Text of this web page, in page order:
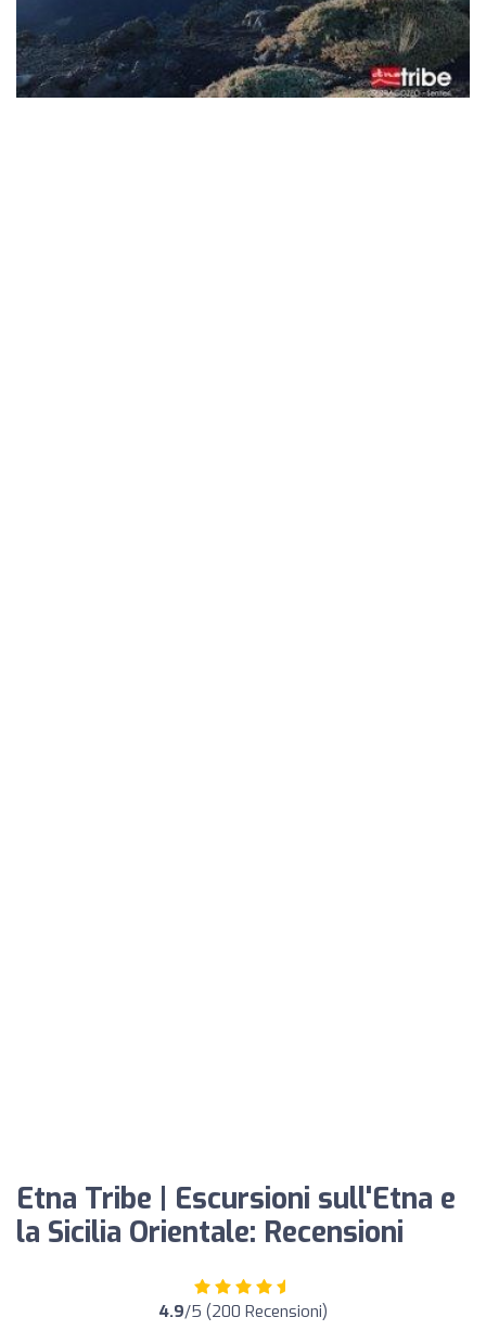
Etna Tribe | Escursioni sull'Etna e
la Sicilia Orientale: Recensioni
4.9/5 (200 Recensioni)